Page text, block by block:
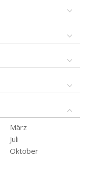
März
Juli
Oktober